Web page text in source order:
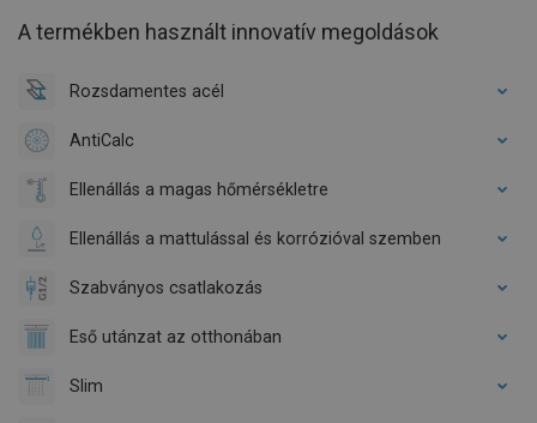
A termékben használt innovatív megoldások
Rozsdamentes acél
AntiCalc
Ellenállás a magas hőmérsékletre
Ellenállás a mattulással és korrózióval szemben
Szabványos csatlakozás
Eső utánzat az otthonában
Slim